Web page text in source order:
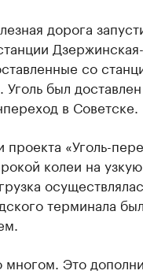
дорога
со
Уголь был
в Советске.
«Уголь-
колеи на
терминала
Это